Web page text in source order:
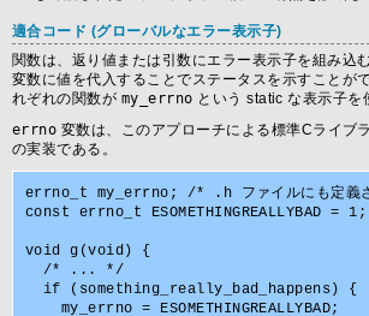
適合コード (グローバルなエラー表示子)
関数は、返り値または引数にエラー表示子を組み込
変数に値を代入することでステータスを示すことが
れぞれの関数が my_errno という static な表示子を
errno 変数は、このアプローチによる標準Cライブ
の実装である。
errno_t my_errno; /* .h ファイルにも定義
const errno_t ESOMETHINGREALLYBAD = 1;
void g(void) {